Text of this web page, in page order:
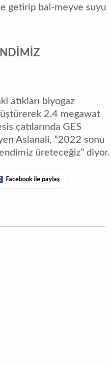
getirip bal-meyve suyu
atıkları biyogaz
2.4 megawat
çatılarında GES
Aslanali, “2022 sonu
üreteceğiz” diyor.
Facebook ile paylaş